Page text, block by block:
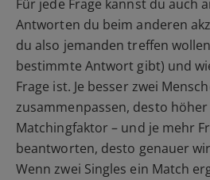
Für jede Frage kannst du auch
Antworten du beim anderen
du also jemanden treffen
bestimmte Antwort gibt) und
Frage ist. Je besser zwei
zusammenpassen, desto
Matchingfaktor – und je mehr
beantworten, desto genauer
Wenn zwei Singles ein Match